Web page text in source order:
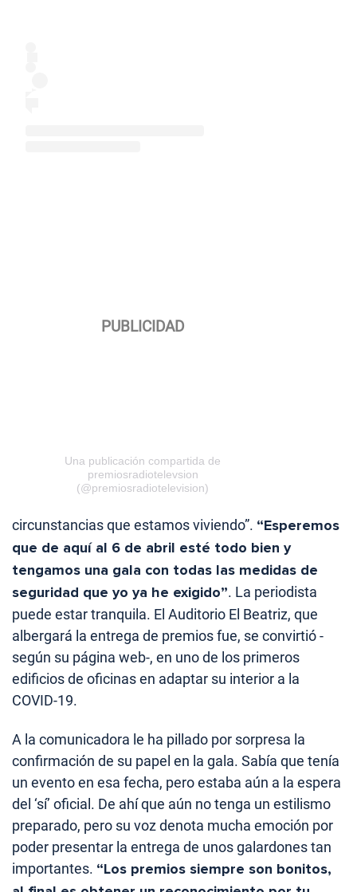
Una publicación compartida de
premiosradiotelevsion
(@premiosradiotelevision)
circunstancias que estamos viviendo”. “Esperemos
que de aquí al 6 de abril esté todo bien y
tengamos una gala con todas las medidas de
seguridad que yo ya he exigido”. La periodista
puede estar tranquila. El Auditorio El Beatriz, que
albergará la entrega de premios fue, se convirtió -
según su página web-, en uno de los primeros
edificios de oficinas en adaptar su interior a la
COVID-19.
A la comunicadora le ha pillado por sorpresa la
confirmación de su papel en la gala. Sabía que tenía
un evento en esa fecha, pero estaba aún a la espera
del ‘sí’ oficial. De ahí que aún no tenga un estilismo
preparado, pero su voz denota mucha emoción por
poder presentar la entrega de unos galardones tan
importantes. “Los premios siempre son bonitos,